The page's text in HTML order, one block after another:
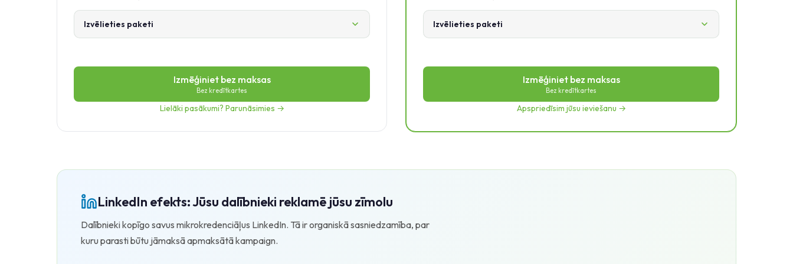
Izvēlieties paketi
Izmēģiniet bez maksas
Bez kredītkartes
Lielāki pasākumi? Parunāsimies →
Izvēlieties paketi
Izmēģiniet bez maksas
Bez kredītkartes
Apspriedīsim jūsu ieviešanu →
LinkedIn efekts: Jūsu dalībnieki reklamē jūsu zīmolu
Dalībnieki kopīgo savus mikrokredenciāļus LinkedIn. Tā ir organiskā sasniedzamība, par
kuru parasti būtu jāmaksā apmaksātā kampaign.